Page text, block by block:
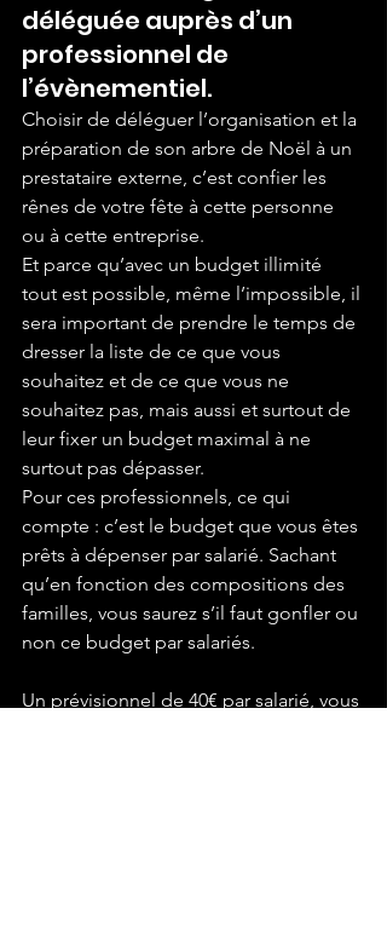
déléguée auprès d’un
professionnel de
l’évènementiel.
Choisir de déléguer l’organisation et la
préparation de son arbre de Noël à un
prestataire externe, c’est confier les
rênes de votre fête à cette personne
ou à cette entreprise.
Et parce qu’avec un budget illimité
tout est possible, même l’impossible, il
sera important de prendre le temps de
dresser la liste de ce que vous
souhaitez et de ce que vous ne
souhaitez pas, mais aussi et surtout de
leur fixer un budget maximal à ne
surtout pas dépasser.
Pour ces professionnels, ce qui
compte : c’est le budget que vous êtes
prêts à dépenser par salarié. Sachant
qu’en fonction des compositions des
familles, vous saurez s’il faut gonfler ou
non ce budget par salariés.
Un prévisionnel de 40€ par salarié, vous